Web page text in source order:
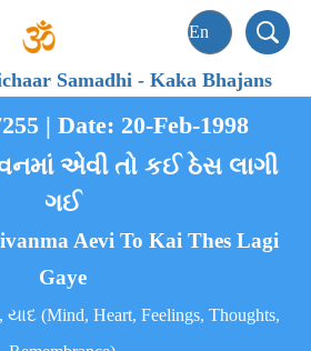
Samadhi-Kaka Bhajans
| Date: 20-Feb-1998
એવી તો કઈ ઠેસ લાગી
ગઈ
Aevi To Kai Thes Lagi
Gaye
(Mind, Heart, Feelings, Thoughts,